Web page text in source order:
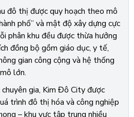
đô thị được quy hoạch theo mô
phố” và mật độ xây dựng cực
phân khu đều được thừa hưởng
đồng bộ gồm giáo dục, y tế,
gian công cộng và hệ thống
lớn.
gia, Kim Đô City được
trình đô thị hóa và công nghiệp
– khu vực tập trung nhiều